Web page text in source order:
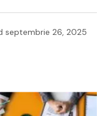
septembrie 26, 2025